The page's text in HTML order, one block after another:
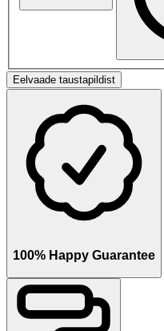
Eelvaade taustapildist
100% Happy Guarantee